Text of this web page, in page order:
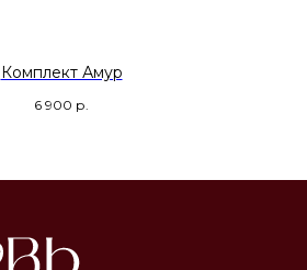
Комплект Амур
6 900 р.